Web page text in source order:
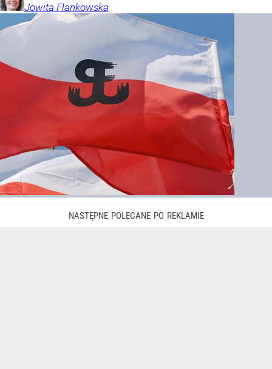
Jowita Flankowska